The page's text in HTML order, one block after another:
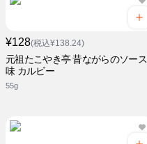
¥128(税込¥138.24)
元祖たこやき亭 昔ながらのソース
味 カルビー
55g